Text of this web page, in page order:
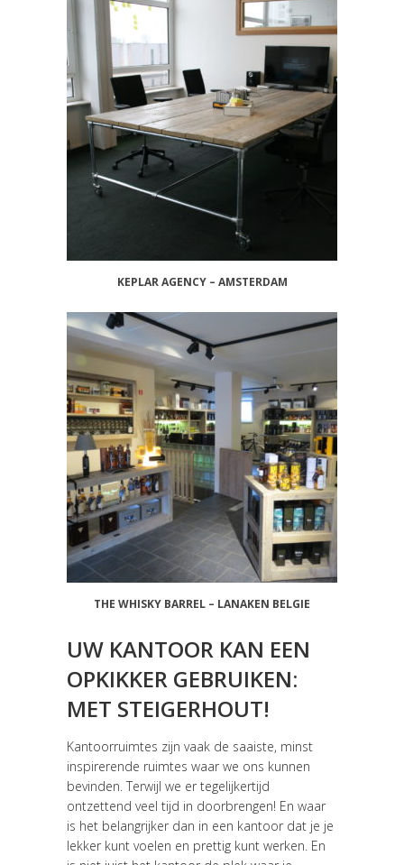
KEPLAR AGENCY – AMSTERDAM
THE WHISKY BARREL – LANAKEN BELGIE
UW KANTOOR KAN EEN
OPKIKKER GEBRUIKEN:
MET STEIGERHOUT!
Kantoorruimtes zijn vaak de saaiste, minst
inspirerende ruimtes waar we ons kunnen
bevinden. Terwijl we er tegelijkertijd
ontzettend veel tijd in doorbrengen! En waar
is het belangrijker dan in een kantoor dat je je
lekker kunt voelen en prettig kunt werken. En